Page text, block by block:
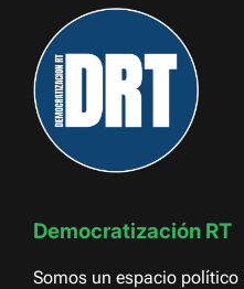
Democratización RT
Somos un espacio